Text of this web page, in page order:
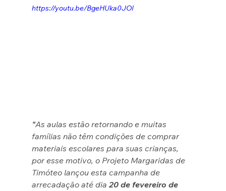
https://youtu.be/BgeHUka0JOI
"As aulas estão retornando e muitas
famílias não têm condições de comprar
materiais escolares para suas crianças,
por esse motivo, o Projeto Margaridas de
Timóteo lançou esta campanha de
arrecadação até dia 20 de fevereiro de